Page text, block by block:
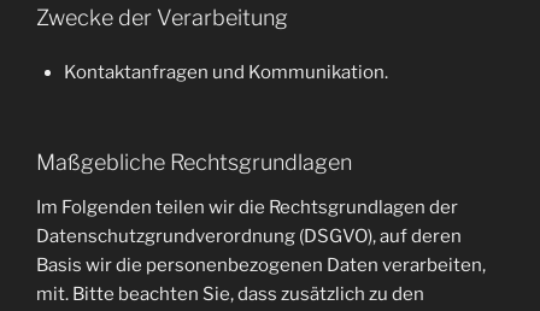
Zwecke der Verarbeitung
Kontaktanfragen und Kommunikation.
Maßgebliche Rechtsgrundlagen
Im Folgenden teilen wir die Rechtsgrundlagen der
Datenschutzgrundverordnung (DSGVO), auf deren
Basis wir die personenbezogenen Daten verarbeiten,
mit. Bitte beachten Sie, dass zusätzlich zu den